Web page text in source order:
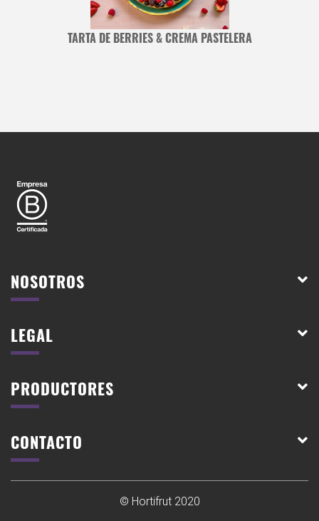
TARTA DE BERRIES & CREMA PASTELERA
NOSOTROS
LEGAL
PRODUCTORES
CONTACTO
© Hortifrut 2020